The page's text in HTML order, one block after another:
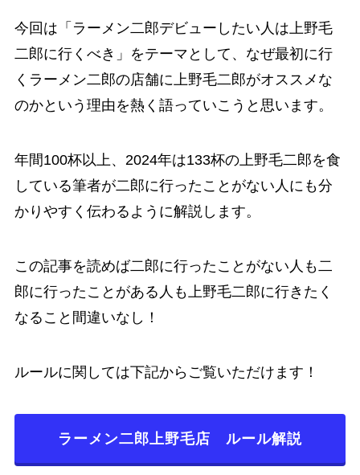
今回は「ラーメン二郎デビューしたい人は上野毛
二郎に行くべき」をテーマとして、なぜ最初に行
くラーメン二郎の店舗に上野毛二郎がオススメな
のかという理由を熱く語っていこうと思います。
年間100杯以上、2024年は133杯の上野毛二郎を食
している筆者が二郎に行ったことがない人にも分
かりやすく伝わるように解説します。
この記事を読めば二郎に行ったことがない人も二
郎に行ったことがある人も上野毛二郎に行きたく
なること間違いなし！
ルールに関しては下記からご覧いただけます！
ラーメン二郎上野毛店 ルール解説